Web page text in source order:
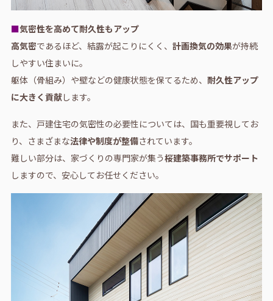
■気密性を高めて耐久性もアップ
高気密であるほど、結露が起こりにくく、 計画換気の効果が持続
しやすい住まいに。
躯体（骨組み）や壁などの健康状態を保てるため、 耐久性アップ
に大きく貢献します。
また、戸建住宅の気密性の必要性については、国も重要視してお
り、さまざまな法律や制度が整備されています。
難しい部分は、家づくりの専門家が集う桜建築事務所でサポート
しますので、安心してお任せください。